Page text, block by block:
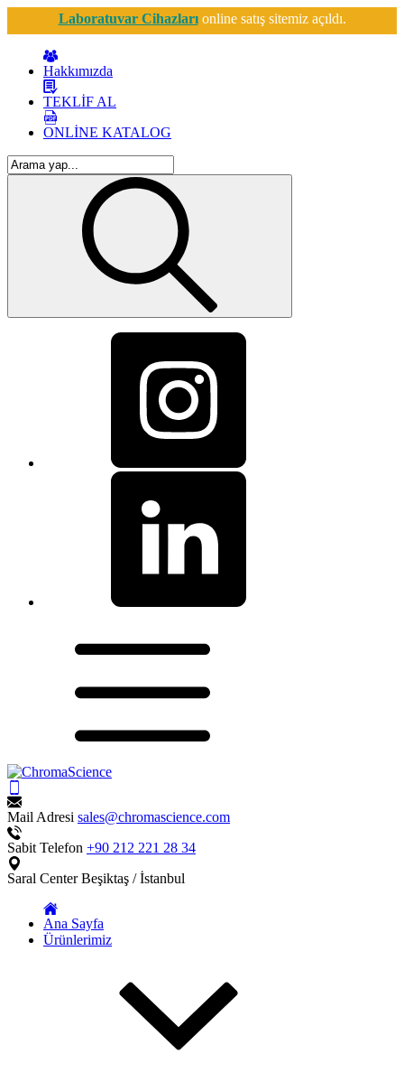
Laboratuvar Cihazlarıonline satış sitemiz açıldı.
Hakkımızda
TEKLİF AL
ONLİNE KATALOG
Mail Adresi sales@chromascience.com
Sabit Telefon +90 212 221 28 34
Saral CenterBeşiktaş / İstanbul
Ana Sayfa
Ürünlerimiz